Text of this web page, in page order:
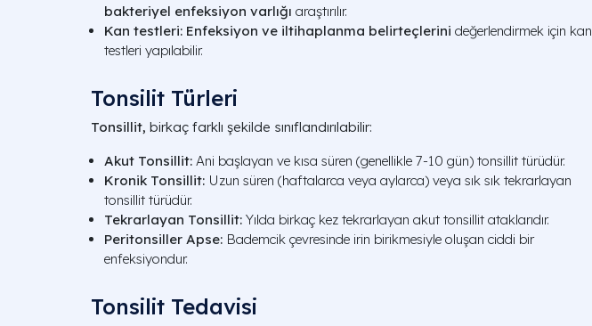
bakteriyel enfeksiyon varlığı araştırılır.
Kan testleri: Enfeksiyon ve iltihaplanma belirteçlerini değerlendirmek için kan
testleri yapılabilir.
Tonsilit Türleri
Tonsillit, birkaç farklı şekilde sınıflandırılabilir:
Akut Tonsillit: Ani başlayan ve kısa süren (genellikle 7-10 gün) tonsillit türüdür.
Kronik Tonsillit: Uzun süren (haftalarca veya aylarca) veya sık sık tekrarlayan
tonsillit türüdür.
Tekrarlayan Tonsillit: Yılda birkaç kez tekrarlayan akut tonsillit ataklarıdır.
Peritonsiller Apse: Bademcik çevresinde irin birikmesiyle oluşan ciddi bir
enfeksiyondur.
Tonsilit Tedavisi